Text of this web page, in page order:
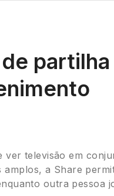
partilha
ver televisão em
amplos, a Share
outra pessoa